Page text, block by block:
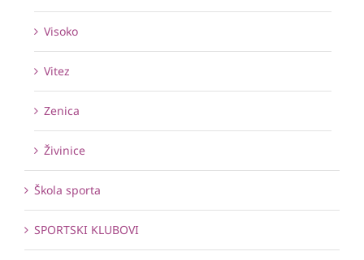
Visoko
Vitez
Zenica
Živinice
Škola sporta
SPORTSKI KLUBOVI